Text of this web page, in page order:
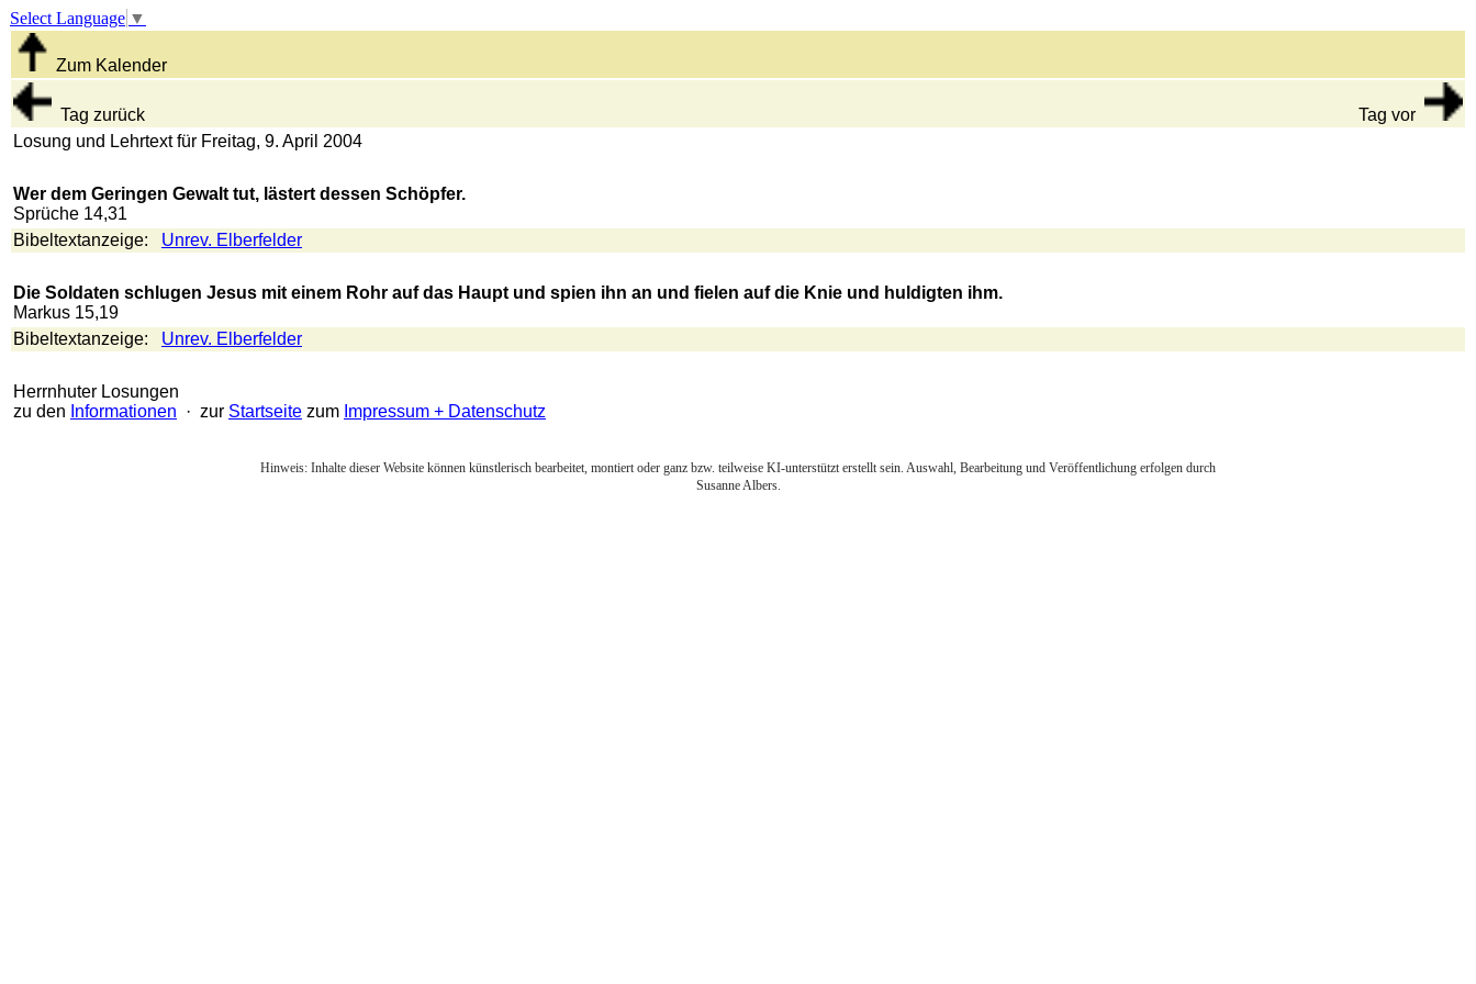
Select Language ▼
Zum Kalender
Tag zurück
Tag vor
Losung und Lehrtext für Freitag, 9. April 2004
Wer dem Geringen Gewalt tut, lästert dessen Schöpfer.
Sprüche 14,31
Bibeltextanzeige: Unrev. Elberfelder
Die Soldaten schlugen Jesus mit einem Rohr auf das Haupt und spien ihn an und fielen auf die Knie und huldigten ihm.
Markus 15,19
Bibeltextanzeige: Unrev. Elberfelder
Herrnhuter Losungen
zu den Informationen · zur Startseite zum Impressum + Datenschutz
Hinweis: Inhalte dieser Website können künstlerisch bearbeitet, montiert oder ganz bzw. teilweise KI-unterstützt erstellt sein. Auswahl, Bearbeitung und Veröffentlichung erfolgen durch
Susanne Albers.